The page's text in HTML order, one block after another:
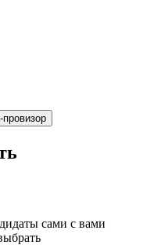
сами с вами